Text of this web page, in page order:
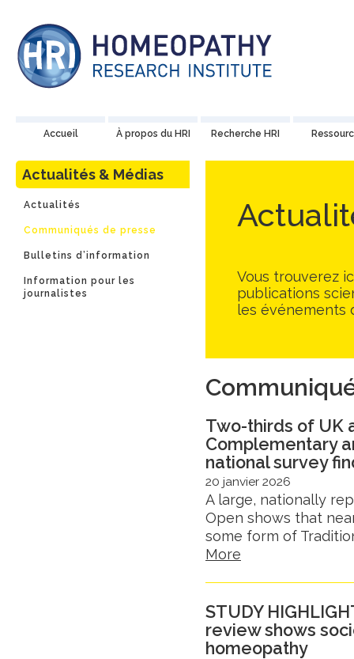
Accueil À propos du HRI Recherche HRI
Actualités & Médias
Actualités
Communiqués de presse
Bulletins d’information
Information pour les
journalistes
Vous trouverez
publications
les événements
Two-thirds of UK
Complementary
national survey
20 janvier 2026
A large, nationally
Open shows that
some form of
More
STUDY
review shows
homeopathy